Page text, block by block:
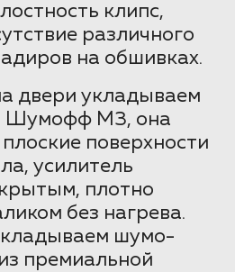
клипс,
различного
на обшивках.
двери укладываем
Шумофф М3, она
поверхности
усилитель
плотно
без нагрева.
шумо-
премиальной